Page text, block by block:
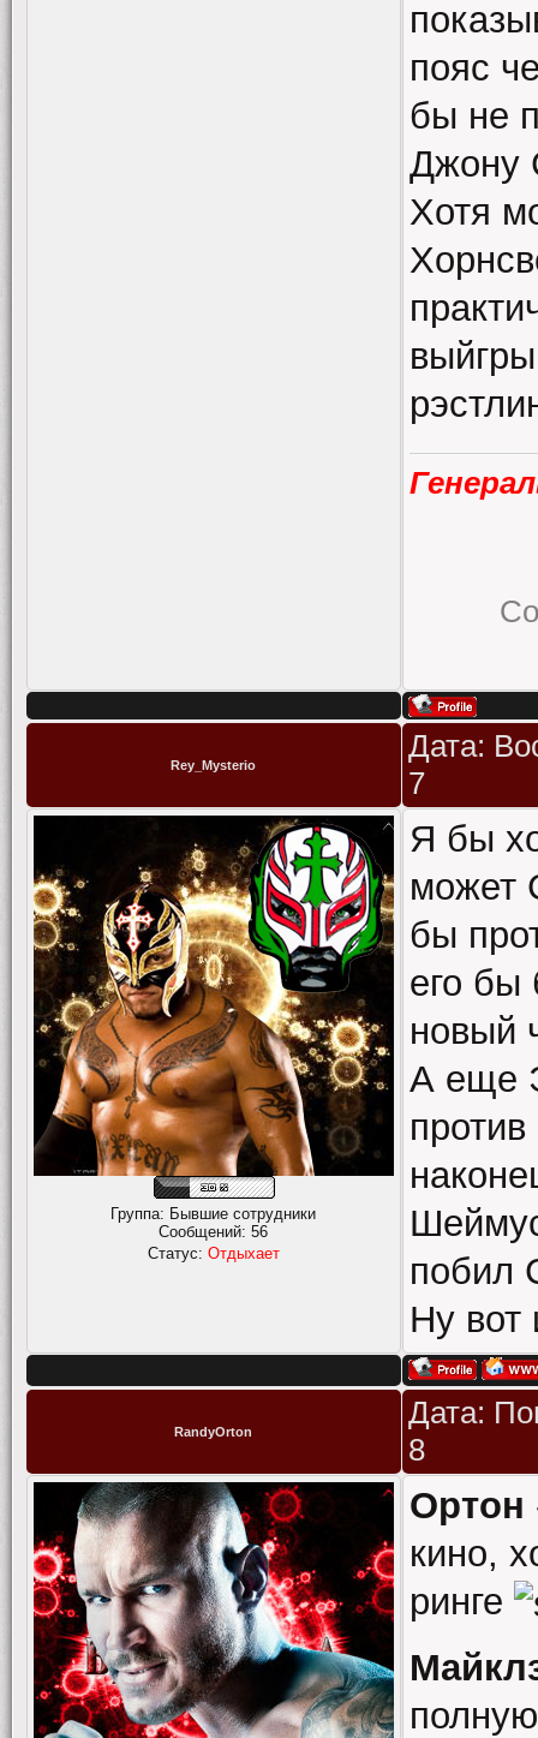
пояс
бы не
Джону
Хотя
Rey_Mysterio
Дата:
7
Группа: Бывшие сотрудники
Сообщений:56
Статус: Отдыхает
Я бы
может
бы
его бы
новый
А еще
побил
Ну
RandyOrton
Дата:
8
Ортон
кино,
ринге